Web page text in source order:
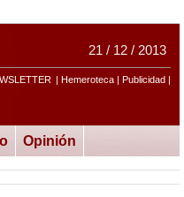
21 / 12 / 2013
| Hemeroteca | Publicidad |
Opinión